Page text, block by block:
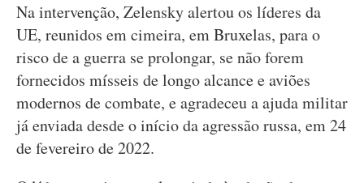
Na intervenção, Zelensky alertou os líderes da
UE, reunidos em cimeira, em Bruxelas, para o
risco de a guerra se prolongar, se não forem
fornecidos mísseis de longo alcance e aviões
modernos de combate, e agradeceu a ajuda militar
já enviada desde o início da agressão russa, em 24
de fevereiro de 2022.